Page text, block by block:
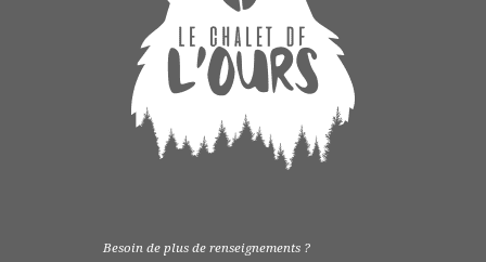
Besoin de plus de renseignements ?